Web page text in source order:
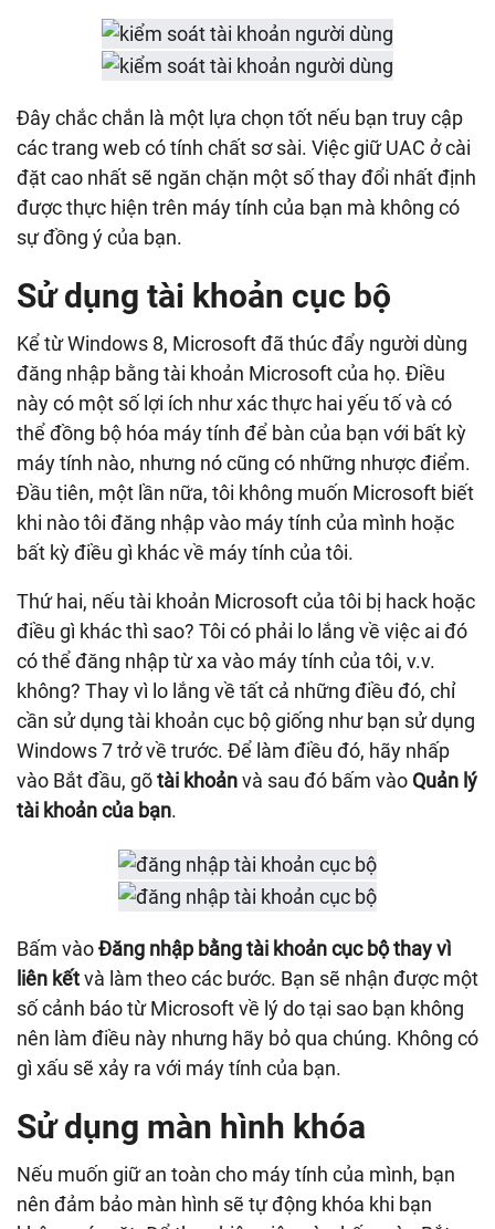
Đây chắc chắn là một lựa chọn tốt nếu bạn truy cập
các trang web có tính chất sơ sài. Việc giữ UAC ở cài
đặt cao nhất sẽ ngăn chặn một số thay đổi nhất định
được thực hiện trên máy tính của bạn mà không có
sự đồng ý của bạn.
Sử dụng tài khoản cục bộ
Kể từ Windows 8, Microsoft đã thúc đẩy người dùng
đăng nhập bằng tài khoản Microsoft của họ. Điều
này có một số lợi ích như xác thực hai yếu tố và có
thể đồng bộ hóa máy tính để bàn của bạn với bất kỳ
máy tính nào, nhưng nó cũng có những nhược điểm.
Đầu tiên, một lần nữa, tôi không muốn Microsoft biết
khi nào tôi đăng nhập vào máy tính của mình hoặc
bất kỳ điều gì khác về máy tính của tôi.
Thứ hai, nếu tài khoản Microsoft của tôi bị hack hoặc
điều gì khác thì sao? Tôi có phải lo lắng về việc ai đó
có thể đăng nhập từ xa vào máy tính của tôi, v.v.
không? Thay vì lo lắng về tất cả những điều đó, chỉ
cần sử dụng tài khoản cục bộ giống như bạn sử dụng
Windows 7 trở về trước. Để làm điều đó, hãy nhấp
vào Bắt đầu, gõtài khoảnvà sau đó bấm vào Quản lý
tài khoản của bạn.
Bấm vàoĐăng nhập bằng tài khoản cục bộ thay vì
liên kếtvà làm theo các bước. Bạn sẽ nhận được một
số cảnh báo từ Microsoft về lý do tại sao bạn không
nên làm điều này nhưng hãy bỏ qua chúng. Không có
gì xấu sẽ xảy ra với máy tính của bạn.
Sử dụng màn hình khóa
Nếu muốn giữ an toàn cho máy tính của mình, bạn
nên đảm bảo màn hình sẽ tự động khóa khi bạn